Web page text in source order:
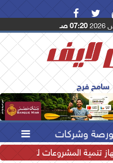
 
07:20 صـ
سامح فرج
وشركات 
تنمية المشروعات لتعزيز